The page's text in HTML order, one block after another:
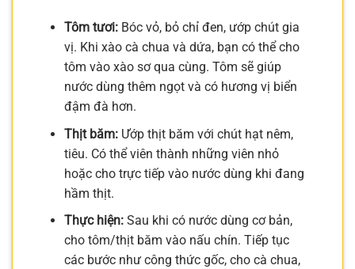
Tôm tươi:Bóc vỏ, bỏ chỉ đen, ướp chút gia
vị. Khi xào cà chua và dứa, bạn có thể cho
tôm vào xào sơ qua cùng. Tôm sẽ giúp
nước dùng thêm ngọt và có hương vị biển
đậm đà hơn.
Thịt băm:Ướp thịt băm với chút hạt nêm,
tiêu. Có thể viên thành những viên nhỏ
hoặc cho trực tiếp vào nước dùng khi đang
hầm thịt.
Thực hiện:Sau khi có nước dùng cơ bản,
cho tôm/thịt băm vào nấu chín. Tiếp tục
các bước như công thức gốc, cho cà chua,